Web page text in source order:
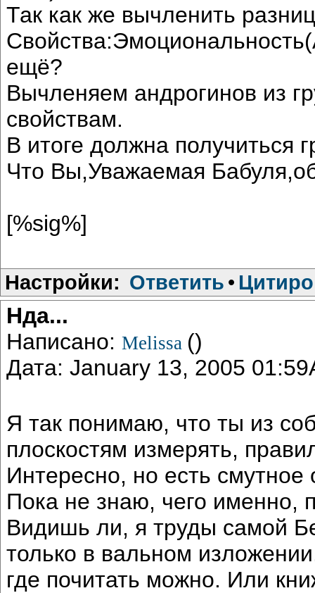
Так как же вычленить
ещё?
Вычленяем андрогинов из
свойствам.
В итоге должна получиться
Что Вы,Уважаемая
[%sig%]
Настройки: Ответить •
Нда...
Написано: Melissa ()
Дата: January 13, 2005
Я так понимаю, что ты из
плоскостям измерять,
Интересно, но есть смутное
Пока не знаю, чего именно,
Видишь ли, я труды самой
только в вальном
где почитать можно. Или